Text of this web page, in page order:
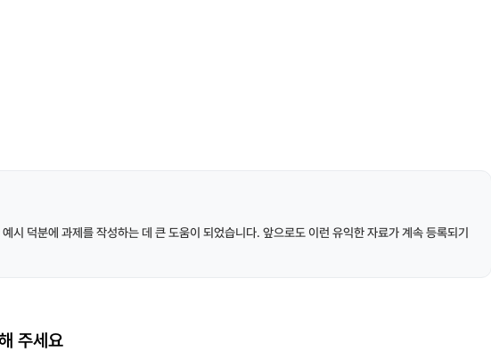
시 덕분에 과제를 작성하는 데 큰 도움이 되었습니다. 앞으로도 이런 유익한 자료가 계속 등록되기
주세요